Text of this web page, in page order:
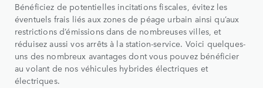
Bénéficiez de potentielles incitations fiscales, évitez les
éventuels frais liés aux zones de péage urbain ainsi qu’aux
restrictions d’émissions dans de nombreuses villes, et
réduisez aussi vos arrêts à la station-service. Voici quelques-
uns des nombreux avantages dont vous pouvez bénéficier
au volant de nos véhicules hybrides électriques et
électriques.